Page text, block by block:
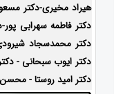
هیراد مخیری-دکتر
دکتر فاطمه سهرابی
دکتر محمدسجاد
دکتر ایوب سبحانی -
دکتر امید روستا - محسن